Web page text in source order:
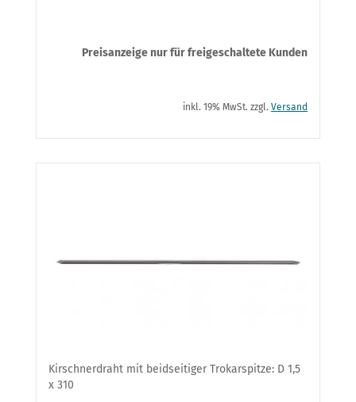
Preisanzeige nur für freigeschaltete Kunden
inkl. 19% MwSt. zzgl. Versand
Kirschnerdraht mit beidseitiger Trokarspitze: D 1,5
x 310